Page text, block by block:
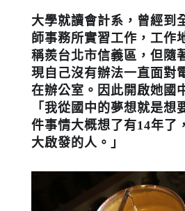
大學就讀會計系，曾經到
師事務所實習工作，工作
稱羨台北市信義區，但隨
現自己沒有辦法一直面對
在辦公室。因此開啟她國
「我從國中的夢想就是想
件事情大概想了有14年了
大啟發的人。」